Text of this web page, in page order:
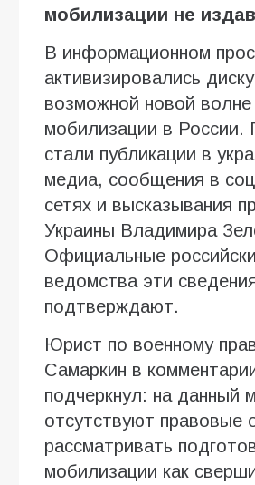
мобилизации не
В информационном
активизировались
возможной новой волне
мобилизации в России.
стали публикации в
медиа, сообщения в
сетях и высказывания
Украины Владимира
Официальные
ведомства эти
подтверждают.
Юрист по военному
Самаркин в
подчеркнул: на данный
отсутствуют правовые
рассматривать
мобилизации как